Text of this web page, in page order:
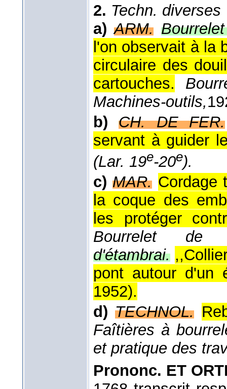
2. Techn. diverses
a) ARM.
l'on observait à la
circulaire des
cartouches.
Machines-outils,
b)
CH. DE FER.
servant à guider
(Lar. 19e-20e).
c) MAR. Cordage
la coque des
les protéger
Bourrelet de
d'étambrai.
pont autour d'un
1952).
d) TECHNOL.
Faîtières à
et pratique des
Prononc. ET